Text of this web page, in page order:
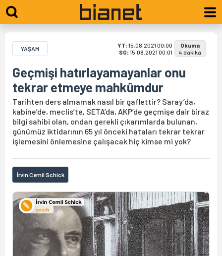
YAŞAM YT: 15.08.2021 00:00
SG: 15.08.2021 00:01
Okuma
4 dakika
Geçmişi hatırlayamayanlar onu
tekrar etmeye mahkûmdur
Tarihten ders almamak nasıl bir gaflettir? Saray’da,
kabine’de, meclis’te, SETA’da, AKP’de geçmişe dair biraz
bilgi sahibi olan, ondan gerekli çıkarımlarda bulunan,
günümüz iktidarının 65 yıl önceki hataları tekrar tekrar
işlemesini önlemesine çalışacak hiç kimse mi yok?
İrvin Cemil Schick